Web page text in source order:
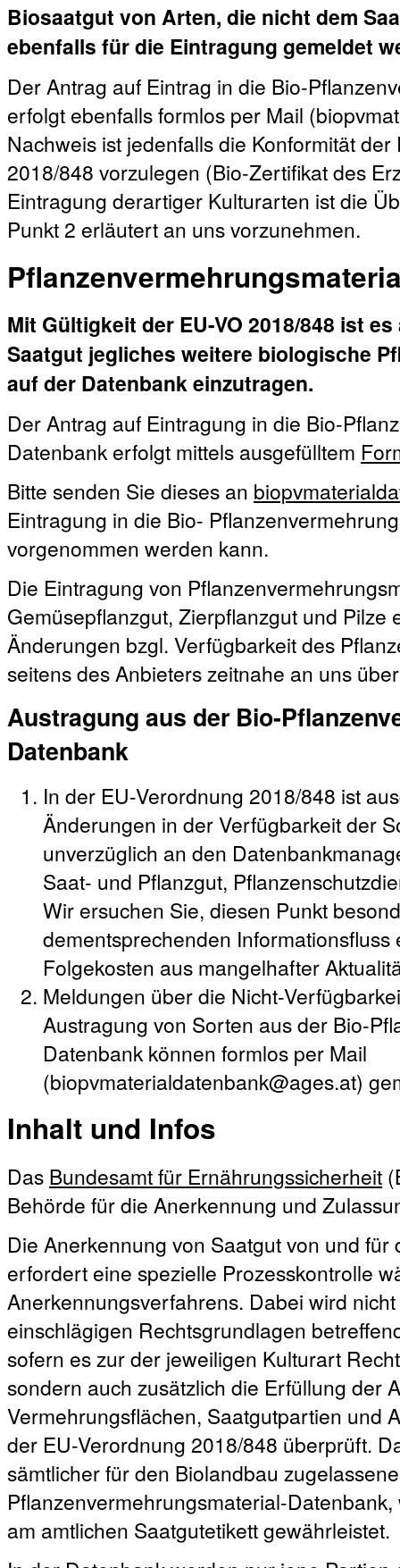
Biosaatgut von Arten, die nicht dem
ebenfalls für die Eintragung gemeldet
Der Antrag auf Eintrag in die Bio-
erfolgt ebenfalls formlos per Mail
Nachweis ist jedenfalls die Konformität
2018/848 vorzulegen (Bio-Zertifikat des
Eintragung derartiger Kulturarten ist die
Punkt 2 erläutert an uns vorzunehmen.
Mit Gültigkeit der EU-VO 2018/848 ist
Saatgut jegliches weitere biologische
auf der Datenbank einzutragen.
Der Antrag auf Eintragung in die Bio-
Datenbank erfolgt mittels ausgefülltem
Bitte senden Sie dieses an
Eintragung in die Bio-
vorgenommen werden kann.
Die Eintragung von
Gemüsepflanzgut, Zierpflanzgut und Pilze
Änderungen bzgl. Verfügbarkeit des
seitens des Anbieters zeitnahe an uns
Austragung aus der Bio-
Datenbank
In der EU-Verordnung 2018/848 ist
Änderungen in der Verfügbarkeit der
unverzüglich an den
Saat- und Pflanzgut,
Wir ersuchen Sie, diesen Punkt
dementsprechenden
Folgekosten aus mangelhafter
Meldungen über die Nicht-
Austragung von Sorten aus der Bio-
Datenbank können formlos per Mail
(biopvmaterialdatenbank@ages.at)
Inhalt und Infos
Das Bundesamt für Ernährungssicherheit
Behörde für die Anerkennung und
Die Anerkennung von Saatgut von und
erfordert eine spezielle Prozesskontrolle
Anerkennungsverfahrens. Dabei wird
einschlägigen Rechtsgrundlagen
sofern es zur der jeweiligen Kulturart
sondern auch zusätzlich die Erfüllung der
Vermehrungsflächen, Saatgutpartien und
der EU-Verordnung 2018/848 überprüft.
sämtlicher für den Biolandbau
Pflanzenvermehrungsmaterial-
am amtlichen Saatgutetikett gewährleistet.